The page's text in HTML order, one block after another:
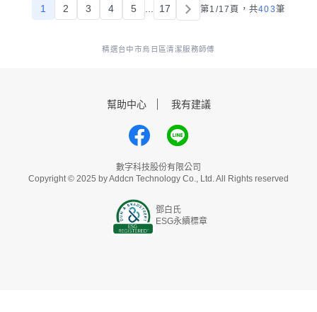
1 2 3 4 5 ... 17 第1/17頁， 共403筆
精選台中市烏日區清潔服務師傅
幫助中心 我有建議
數字科技股份有限公司
Copyright © 2025 by Addcn Technology Co., Ltd. All Rights reserved
鄧白氏
ESG永續標章